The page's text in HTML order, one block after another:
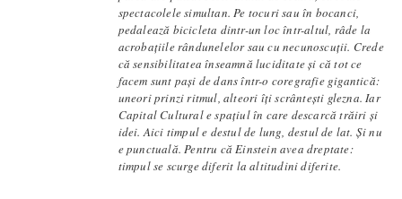
spectacolele simultan. Pe tocuri sau în bocanci,
pedalează bicicleta dintr-un loc într-altul, râde la
acrobațiile rândunelelor sau cu necunoscuții. Crede
că sensibilitatea înseamnă luciditate și că tot ce
facem sunt pași de dans într-o coregrafie gigantică:
uneori prinzi ritmul, alteori îți scrântești glezna. Iar
Capital Cultural e spațiul în care descarcă trăiri și
idei. Aici timpul e destul de lung, destul de lat. Și nu
e punctuală. Pentru că Einstein avea dreptate:
timpul se scurge diferit la altitudini diferite.